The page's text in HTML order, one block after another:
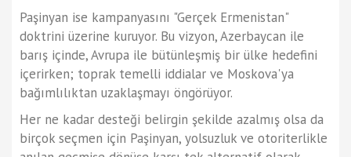
Paşinyan ise kampanyasını "Gerçek Ermenistan"
doktrini üzerine kuruyor. Bu vizyon, Azerbaycan ile
barış içinde, Avrupa ile bütünleşmiş bir ülke hedefini
içerirken; toprak temelli iddialar ve Moskova'ya
bağımlılıktan uzaklaşmayı öngörüyor.
Her ne kadar desteği belirgin şekilde azalmış olsa da
birçok seçmen için Paşinyan, yolsuzluk ve otoriterlikle